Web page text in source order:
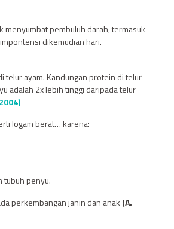
pembuluh darah, termasuk
dikemudian hari.
telur ayam. Kandungan protein di telur
adalah 2x lebih tinggi daripada telur
logam berat… karena:
tubuh penyu.
perkembangan janin dan anak (A.